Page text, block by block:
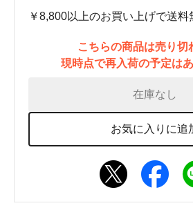
￥8,800以上のお買い上げで送料
こちらの商品は売り切
現時点で再入荷の予定はあ
在庫なし
お気に入りに追